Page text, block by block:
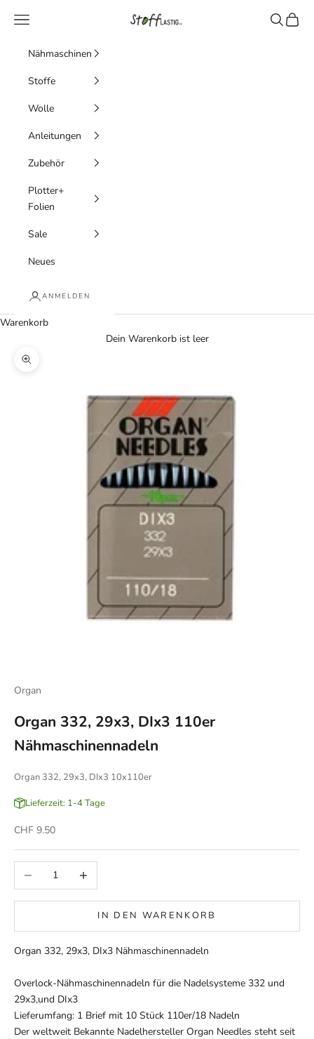
Stofflastig
Menü Suchen
Nähmaschinen
Stoffe
Wolle
Anleitungen
Zubehör
Plotter+
Folien
Sale
Neues
ANMELDEN
Warenkorb
Dein Warenkorb ist leer
Bild vergrößern
Organ
Organ 332, 29x3, DIx3 110er
Nähmaschinennadeln
Organ 332, 29x3, DIx3 10x110er
Lieferzeit: 1-4 Tage
Angebot
CHF 9.50
Anzahl verringernAnzahl erhöhen
IN DEN WARENKORB
Organ 332, 29x3, DIx3 Nähmaschinennadeln
Overlock-Nähmaschinennadeln für die Nadelsysteme 332 und
29x3,und DIx3
Lieferumfang: 1 Brief mit 10 Stück 110er/18 Nadeln
Der weltweit Bekannte Nadelhersteller Organ Needles steht seit